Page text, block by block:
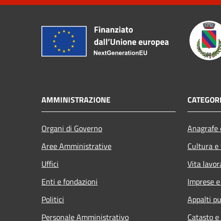
AMMINISTRAZIONE
Organi di Governo
Aree Amministrative
Uffici
Enti e fondazioni
Politici
Personale Amministrativo
Cultura
Vita
Imprese
Appalti
Catasto